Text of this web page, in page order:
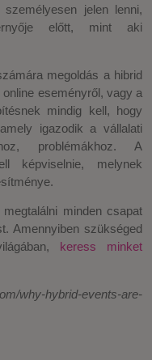
jelen lenni,
előtt, mint aki
megoldás a hibrid
eseményről, vagy a
mindig kell, hogy
igazodik a vállalati
problémákhoz. A
képviselnie, melynek
minden csapat
Amennyiben szükséged
keress minket
why-hybrid-events-are-